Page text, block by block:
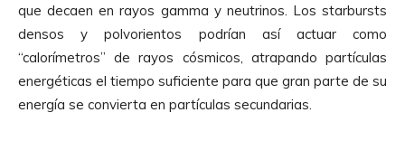
que decaen en rayos gamma y neutrinos. Los starbursts
densos y polvorientos podrían así actuar como
“calorímetros” de rayos cósmicos, atrapando partículas
energéticas el tiempo suficiente para que gran parte de su
energía se convierta en partículas secundarias.